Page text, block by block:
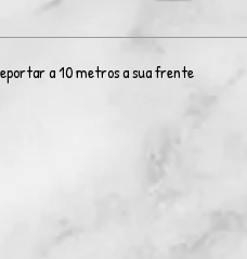
a 10 metros a sua frente